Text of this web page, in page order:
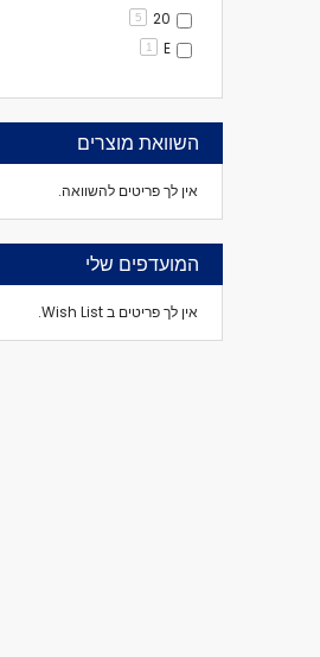
20
5
E
1
השוואת מוצרים
אין לך פריטים להשוואה.
המועדפים שלי
אין לך פריטים ב Wish List.